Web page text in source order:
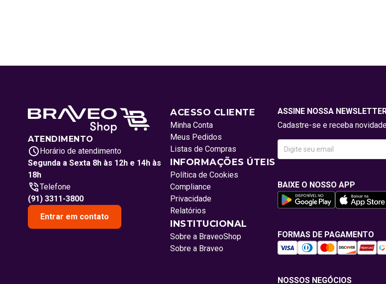
ATENDIMENTO
Horário de atendimento
Segunda a Sexta 8h às 12h e 14h às
18h
Telefone
(91) 3311-3800
Entrar em contato
ACESSO CLIENTE
Minha Conta
Meus Pedidos
Listas de Compras
INFORMAÇÕES ÚTEIS
Política de Cookies
Compliance
Privacidade
Relatórios
INSTITUCIONAL
Sobre a BraveoShop
Sobre a Braveo
ASSINE NOSSA
Cadastre-se e receba
BAIXE O NOSSO APP
FORMAS DE PAGAMENTO
NOSSOS NEGÓCIOS